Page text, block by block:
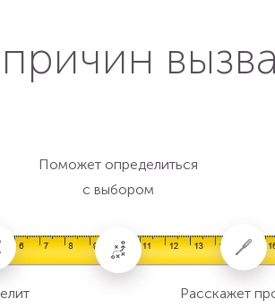
Поможет определиться
с выбором
Расскажет